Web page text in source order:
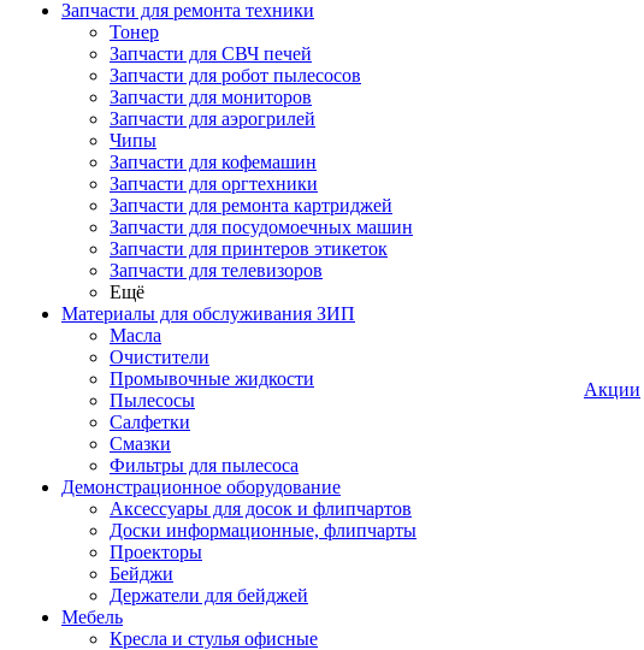
Запчасти для ремонта техники
Тонер
Запчасти для СВЧ печей
Запчасти для робот пылесосов
Запчасти для мониторов
Запчасти для аэрогрилей
Чипы
Запчасти для кофемашин
Запчасти для оргтехники
Запчасти для ремонта картриджей
Запчасти для посудомоечных машин
Запчасти для принтеров этикеток
Запчасти для телевизоров
Ещё
Материалы для обслуживания ЗИП
Масла
Очистители
Промывочные жидкости
Пылесосы
Салфетки
Смазки
Фильтры для пылесоса
Демонстрационное оборудование
Аксессуары для досок и флипчартов
Доски информационные, флипчарты
Проекторы
Бейджи
Держатели для бейджей
Мебель
Кресла и стулья офисные
Акции